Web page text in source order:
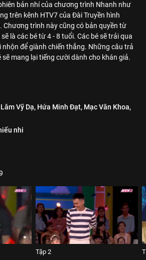
bản nhí của chương trình Nhanh như
trên kênh HTV7 của Đài Truyền hình
Chương trình này cũng có bản quyền từ
là các bé từ 4 - 8 tuổi. Các bé sẽ trải qua
nhộn để giành chiến thắng. Những câu trả
sẽ mang lại tiếng cười dành cho khán giả.
Lâm Vỹ Dạ, Hứa Minh Đạt, Mạc Văn Khoa,
nhi
Tập 2